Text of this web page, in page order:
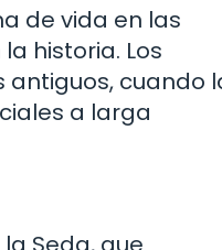
de vida en las
historia. Los
cuando
a larga